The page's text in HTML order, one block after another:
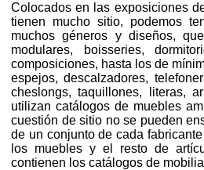
Colocados en las exposiciones
tienen mucho sitio, podemos
muchos géneros y diseños,
modulares, boisseries,
composiciones, hasta los de
espejos, descalzadores,
cheslongs, taquillones, literas,
utilizan catálogos de muebles
cuestión de sitio no se pueden
de un conjunto de cada
los muebles y el resto de
contienen los catálogos de